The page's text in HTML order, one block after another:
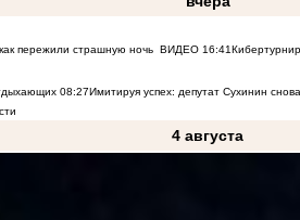
пережили страшную ночь ВИДЕО 16:41
08:27Имитируя успех: депутат Сухинин
4 августа